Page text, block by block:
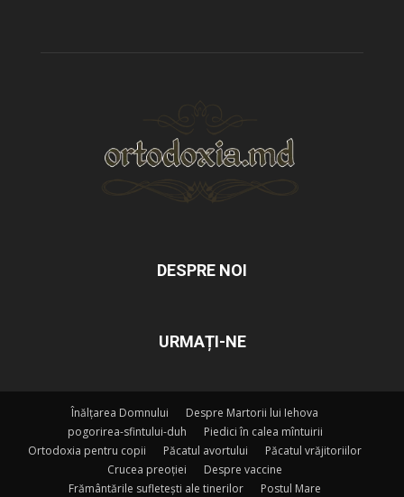
DESPRE NOI
URMAȚI-NE
Înălțarea Domnului
Despre Martorii lui Iehova
pogorirea-sfintului-duh
Piedici în calea mîntuirii
Ortodoxia pentru copii
Păcatul avortului
Păcatul vrăjitoriilor
Crucea preoției
Despre vaccine
Frământările sufletești ale tinerilor
Postul Mare